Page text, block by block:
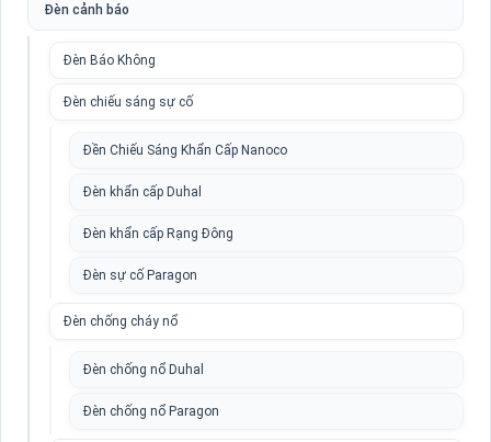
Đèn cảnh báo
Đèn Báo Không
Đèn chiếu sáng sự cố
Đền Chiếu Sáng Khẩn Cấp Nanoco
Đèn khẩn cấp Duhal
Đèn khẩn cấp Rạng Đông
Đèn sự cố Paragon
Đèn chống cháy nổ
Đèn chống nổ Duhal
Đèn chống nổ Paragon